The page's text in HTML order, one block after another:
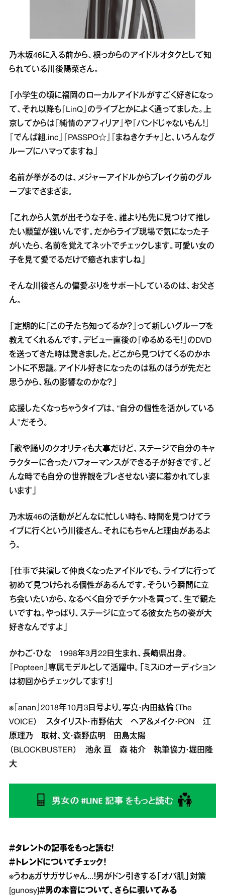
乃木坂46に入る前から、根っからのアイドルオタクとして知
られている川後陽菜さん。
「小学生の頃に福岡のローカルアイドルがすごく好きになっ
て、それ以降も『LinQ』のライブとかによく通ってました。上
京してからは『純情のアフィリア』や『バンドじゃないもん！』
『でんぱ組.inc』『PASSPO☆』『まねきケチャ』と、いろんなグ
ループにハマってますね」
名前が挙がるのは、メジャーアイドルからブレイク前のグル
ープまでさまざま。
「これから人気が出そうな子を、誰よりも先に見つけて推し
たい願望が強いんです。だからライブ現場で気になった子
がいたら、名前を覚えてネットでチェックします。可愛い女の
子を見て愛でるだけで癒されますしね」
そんな川後さんの偏愛ぶりをサポートしているのは、お父さ
ん。
「定期的に『この子たち知ってるか？』って新しいグループを
教えてくれるんです。デビュー直後の『ゆるめるモ！』のDVD
を送ってきた時は驚きました。どこから見つけてくるのかホ
ントに不思議。アイドル好きになったのは私のほうが先だと
思うから、私の影響なのかな？」
応援したくなっちゃうタイプは、“自分の個性を活かしている
人”だそう。
「歌や踊りのクオリティも大事だけど、ステージで自分のキャ
ラクターに合ったパフォーマンスができる子が好きです。ど
んな時でも自分の世界観をブレさせない姿に惹かれてしま
います」
乃木坂46の活動がどんなに忙しい時も、時間を見つけてラ
イブに行くという川後さん。それにもちゃんと理由があるよ
う。
「仕事で共演して仲良くなったアイドルでも、ライブに行って
初めて見つけられる個性があるんです。そういう瞬間に立
ち会いたいから、なるべく自分でチケットを買って、生で観た
いですね。やっぱり、ステージに立ってる彼女たちの姿が大
好きなんですよ」
かわご・ひな 1998年3月22日生まれ、長崎県出身。
『Popteen』専属モデルとして活躍中。「ミスiDオーディション
は初回からチェックしてます！」
※『anan』2018年10月3日号より。写真・内田紘倫（The
VOICE） スタイリスト・市野佑大 ヘア＆メイク・PON 江
原理乃 取材、文・森野広明 田島太陽
（BLOCKBUSTER） 池永 亘 森 祐介 執筆協力・堀田隆
大
＃タレントの記事をもっと読む！
＃トレンドについてチェック！
※うわぁガサガサじゃん...！男がドン引きする「オバ肌」対策
[gunosy] ＃男の本音について、さらに覗いてみる